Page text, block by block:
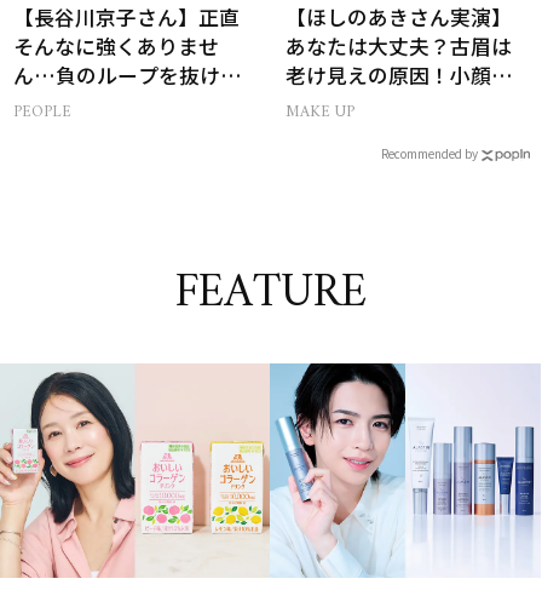
【長谷川京子さん】正直
そんなに強くありませ
ん…負のループを抜ける
15分の習慣とは?
PEOPLE
【ほしのあきさん実演】
あなたは大丈夫？古眉は
老け見えの原因！小顔と
目元パッチリを叶える美
MAKE UP
Recommended by
FEATURE